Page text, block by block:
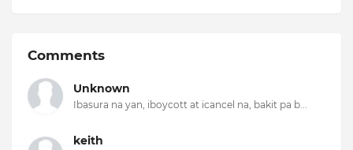
Comments
Unknown
Ibasura na yan, iboycott at icancel na, bakit pa b...
keith